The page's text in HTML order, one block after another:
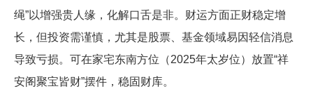
绳”以增强贵人缘，化解口舌是非。财运方面正财稳定增
长，但投资需谨慎，尤其是股票、基金领域易因轻信消息
导致亏损。可在家宅东南方位（2025年太岁位）放置“祥
安阁聚宝皆财”摆件，稳固财库。